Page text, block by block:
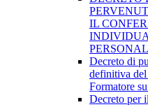
IL
Decreto di
definitiva del
Formatore
Decreto per